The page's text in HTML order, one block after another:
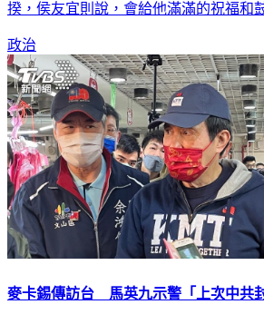
揆，侯友宜則說，會給他滿滿的祝福和
政治
麥卡錫傳訪台 馬英九示警「上次中共